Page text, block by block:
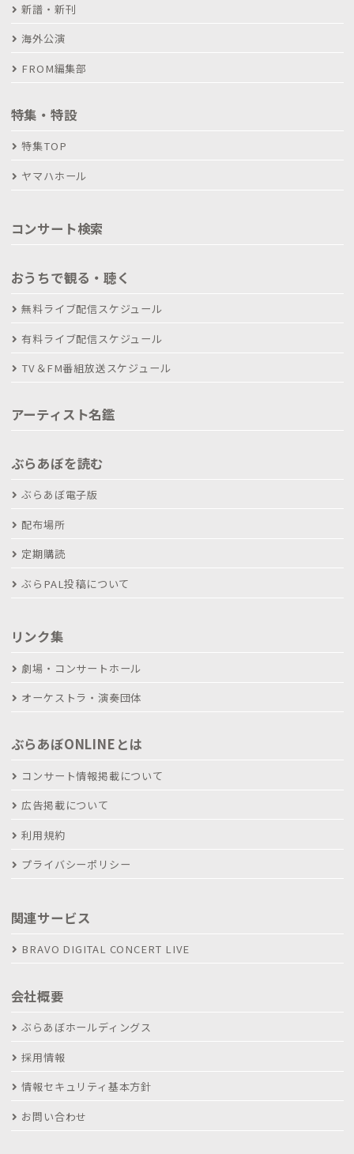
新譜・新刊
海外公演
FROM編集部
特集・特設
特集TOP
ヤマハホール
コンサート検索
おうちで観る・聴く
無料ライブ配信スケジュール
有料ライブ配信スケジュール
TV＆FM番組放送スケジュール
アーティスト名鑑
ぶらあぼを読む
ぶらあぼ電子版
配布場所
定期購読
ぶらPAL投稿について
リンク集
劇場・コンサートホール
オーケストラ・演奏団体
ぶらあぼONLINEとは
コンサート情報掲載について
広告掲載について
利用規約
プライバシーポリシー
関連サービス
BRAVO DIGITAL CONCERT LIVE
会社概要
ぶらあぼホールディングス
採用情報
情報セキュリティ基本方針
お問い合わせ